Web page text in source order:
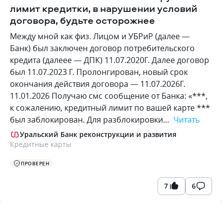
лимит кредитки, в нарушении условий
договора, будьте осторожнее
Между мной как физ. Лицом и УБРиР (далее —
Банк) был заключен договор потребительского
кредита (далеее — ДПК) 11.07.2020Г. Далее договор
был 11.07.2023 Г. Пролонгирован, новый срок
окончания действия договора — 11.07.2026Г.
11.01.2026 Получаю смс сообщение от Банка: «***,
к сожалению, кредитный лимит по вашей карте ***
был заблокирован. Для разблокировки… Читать
Уральский Банк реконструкции и развития
Кредитные карты
ПРОВЕРЕН
7 6